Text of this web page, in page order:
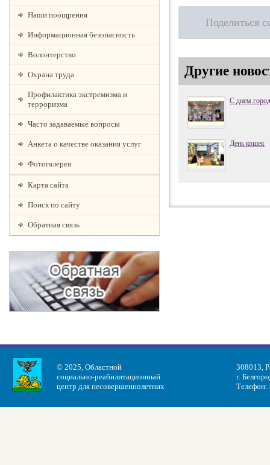
Наши поощрения
Информационная безопасность
Волонтерство
Охрана труда
Профилактика экстремизма и
терроризма
Часто задаваемые вопросы
Анкета о качестве оказания услуг
Фотогалерея
Карта сайта
Поиск по сайту
Обратная связь
Поделиться
Другие
С днем
День кошек
© 2025, Областной
социально-реабилитационный
центр для несовершеннолетних
308013,
г.